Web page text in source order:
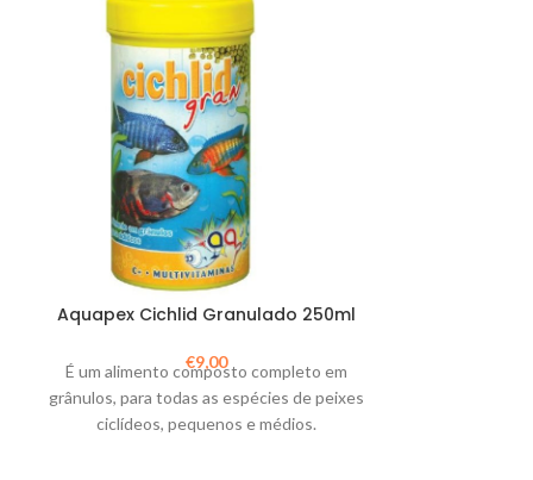
Aquapex Cichlid Granulado 250ml
€9,00
É um alimento composto completo em
grânulos, para todas as espécies de peixes
ciclídeos, pequenos e médios.